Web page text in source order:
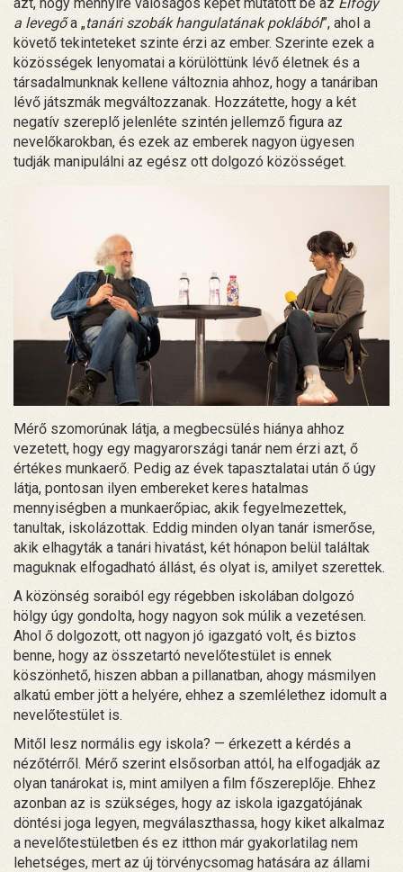
a levegőa „tanári szobák hangulatának poklából”, ahol a
követő tekinteteket szinte érzi az ember. Szerinte ezek a
közösségek lenyomatai a körülöttünk lévő életnek és a
társadalmunknak kellene változnia ahhoz, hogy a tanáriban
lévő játszmák megváltozzanak. Hozzátette, hogy a két
negatív szereplő jelenléte szintén jellemző figura az
nevelőkarokban, és ezek az emberek nagyon ügyesen
tudják manipulálni az egész ott dolgozó közösséget.
Mérő szomorúnak látja, a megbecsülés hiánya ahhoz
vezetett, hogy egy magyarországi tanár nem érzi azt, ő
értékes munkaerő. Pedig az évek tapasztalatai után ő úgy
látja, pontosan ilyen embereket keres hatalmas
mennyiségben a munkaerőpiac, akik fegyelmezettek,
tanultak, iskolázottak. Eddig minden olyan tanár ismerőse,
akik elhagyták a tanári hivatást, két hónapon belül találtak
maguknak elfogadható állást, és olyat is, amilyet szerettek.
A közönség soraiból egy régebben iskolában dolgozó
hölgy úgy gondolta, hogy nagyon sok múlik a vezetésen.
Ahol ő dolgozott, ott nagyon jó igazgató volt, és biztos
benne, hogy az összetartó nevelőtestület is ennek
köszönhető, hiszen abban a pillanatban, ahogy másmilyen
alkatú ember jött a helyére, ehhez a szemlélethez idomult a
nevelőtestület is.
Mitől lesz normális egy iskola? — érkezett a kérdés a
nézőtérről. Mérő szerint elsősorban attól, ha elfogadják az
olyan tanárokat is, mint amilyen a film főszereplője. Ehhez
azonban az is szükséges, hogy az iskola igazgatójának
döntési joga legyen, megválaszthassa, hogy kiket alkalmaz
a nevelőtestületben és ez itthon már gyakorlatilag nem
lehetséges, mert az új törvénycsomag hatására az állami